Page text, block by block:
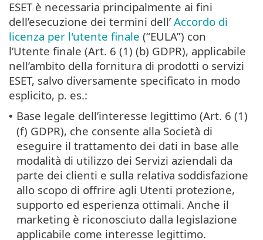
ESET è necessaria principalmente ai fini
dell’esecuzione dei termini dell’ Accordo di
licenza per l'utente finale (“EULA”) con
l’Utente finale (Art. 6 (1) (b) GDPR), applicabile
nell’ambito della fornitura di prodotti o servizi
ESET, salvo diversamente specificato in modo
esplicito, p. es.:
• Base legale dell’interesse legittimo (Art. 6 (1)
(f) GDPR), che consente alla Società di
eseguire il trattamento dei dati in base alle
modalità di utilizzo dei Servizi aziendali da
parte dei clienti e sulla relativa soddisfazione
allo scopo di offrire agli Utenti protezione,
supporto ed esperienza ottimali. Anche il
marketing è riconosciuto dalla legislazione
applicabile come interesse legittimo.